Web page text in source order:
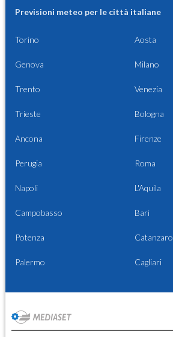
Previsioni meteo per le città italiane
Torino Aosta
Genova Milano
Trento Venezia
Trieste Bologna
Ancona Firenze
Perugia Roma
Napoli L'Aquila
Campobasso Bari
Potenza Catanzaro
Palermo Cagliari